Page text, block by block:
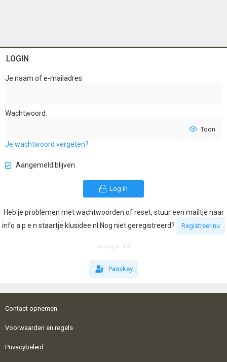
LOGIN
Je naam of e-mailadres
Wachtwoord
Toon
Je wachtwoord vergeten?
Aangemeld blijven
Log in
Heb je problemen met wachtwoorden of reset, stuur een mailtje naar
info a p e n staartje klusidee nl Nog niet geregistreerd?
Registreer nu
or log in via
Passkey
Contact opnemen
Voorwaarden en regels
Privacybeleid